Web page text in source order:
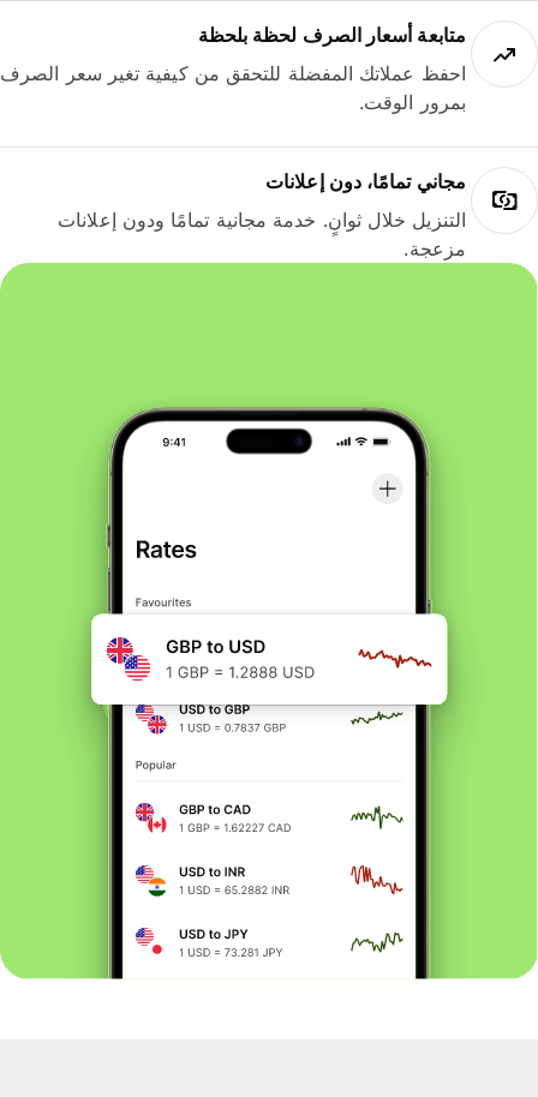
متابعة أسعار الصرف لحظة بلحظة
احفظ عملاتك المفضلة للتحقق من كيفية تغير سعر الصرف
بمرور الوقت.
مجاني تمامًا، دون إعلانات
التنزيل خلال ثوانٍ. خدمة مجانية تمامًا ودون إعلانات
مزعجة.